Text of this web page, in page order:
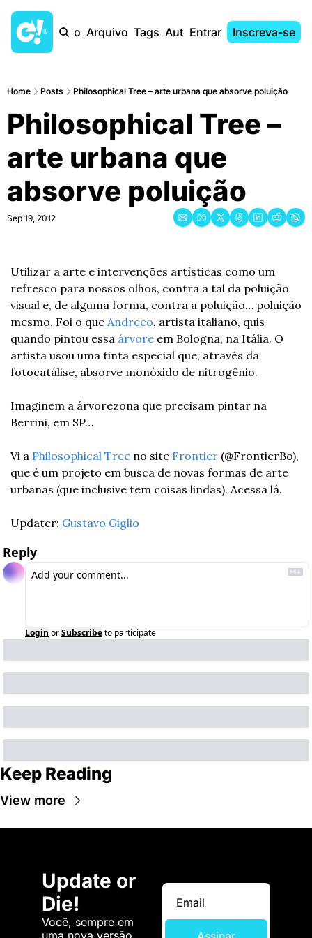
Início Arquivo Tags AutoresEntrar Inscreva-se
Home Posts Philosophical Tree – arte urbana que absorve poluição
Philosophical Tree –
arte urbana que
absorve poluição
Sep 19, 2012
Utilizar a arte e intervenções artísticas como um
refresco para nossos olhos, contra a tal da poluição
visual e, de alguma forma, contra a poluição… poluição
mesmo. Foi o que Andreco, artista italiano, quis
quando pintou essa árvore em Bologna, na Itália. O
artista usou uma tinta especial que, através da
fotocatálise, absorve monóxido de nitrogênio.
Imaginem a árvorezona que precisam pintar na
Berrini, em SP…
Vi a Philosophical Tree no site Frontier (@FrontierBo),
que é um projeto em busca de novas formas de arte
urbanas (que inclusive tem coisas lindas). Acessa lá.
Updater: Gustavo Giglio
Reply
Login orSubscribeto participate
Keep Reading
View more
Update or
Die!
Você, sempre em
uma nova versão.